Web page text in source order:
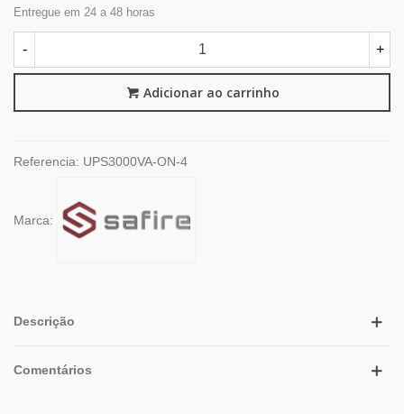
Entregue em 24 a 48 horas
- +
Adicionar ao carrinho
Referencia: UPS3000VA-ON-4
Marca:
Descrição
Comentários